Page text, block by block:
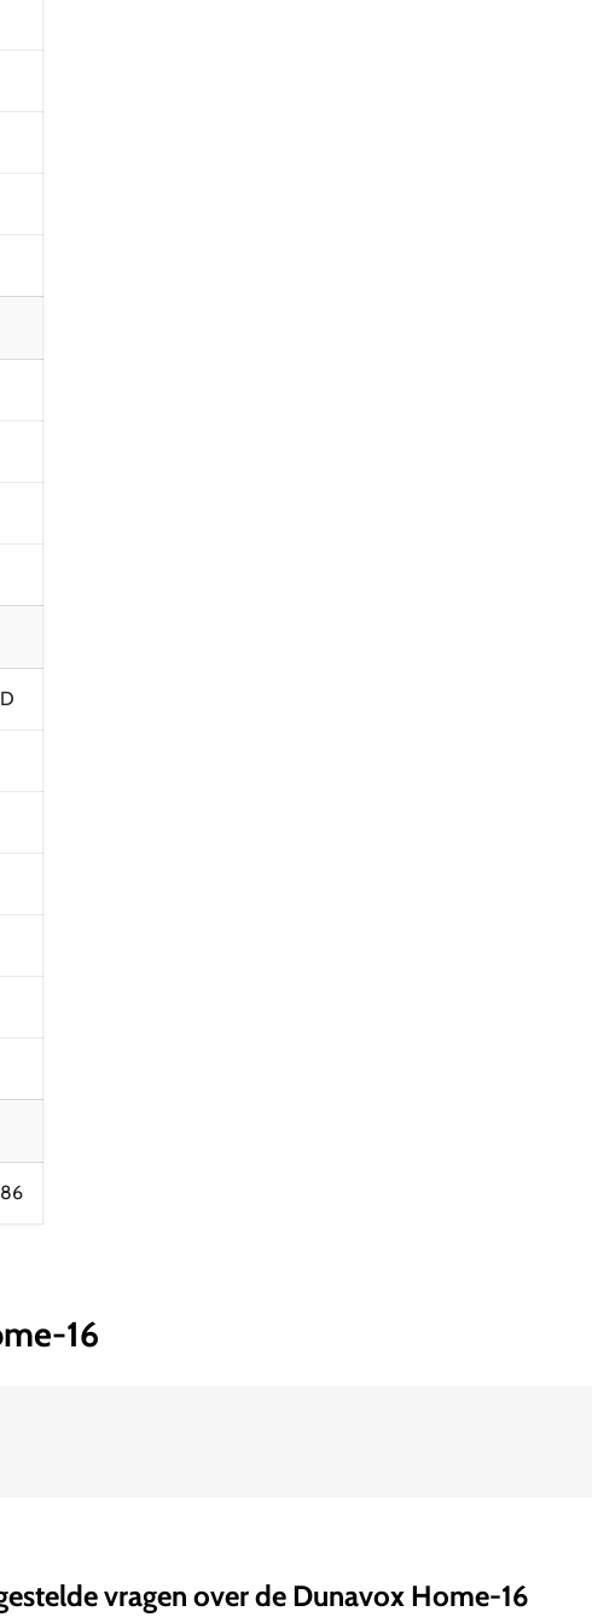
16
vragen over de Dunavox Home-16